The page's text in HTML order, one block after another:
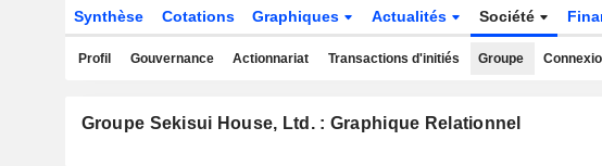
Synthèse Cotations Graphiques Actualités Société
Profil Gouvernance Actionnariat Transactions d'initiés Groupe
Groupe Sekisui House, Ltd. : Graphique Relationnel